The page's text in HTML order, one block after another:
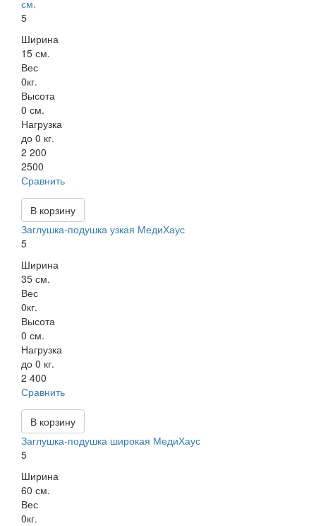
5
Ширина
15 см.
Вес
0кг.
Высота
0 см.
Нагрузка
до 0 кг.
2 200
2500
Сравнить
В корзину
Заглушка-подушка узкая МедиХаус
5
Ширина
35 см.
Вес
0кг.
Высота
0 см.
Нагрузка
до 0 кг.
2 400
Сравнить
В корзину
Заглушка-подушка широкая МедиХаус
5
Ширина
60 см.
Вес
0кг.